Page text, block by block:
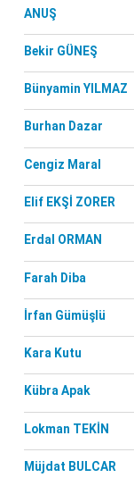
ANUŞ
Bekir GÜNEŞ
Bünyamin YILMAZ
Burhan Dazar
Cengiz Maral
Elif EKŞİ ZORER
Erdal ORMAN
Farah Diba
İrfan Gümüşlü
Kara Kutu
Kübra Apak
Lokman TEKİN
Müjdat BULCAR